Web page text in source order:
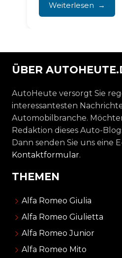
Weiterlesen
ÜBER
AutoHeute versorgt Sie
interessantesten
Automobilbranche.
Redaktion dieses Auto-
Dann senden Sie uns eine
Kontaktformular.
THEMEN
Alfa Romeo Giulia
Alfa Romeo Giulietta
Alfa Romeo Junior
Alfa Romeo Mito